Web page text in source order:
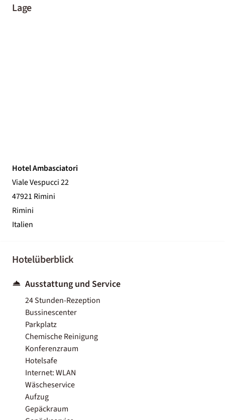
Lage
Hotel Ambasciatori
Viale Vespucci 22
47921 Rimini
Rimini
Italien
Hotelüberblick
Ausstattung und Service
24 Stunden-Rezeption
Bussinescenter
Parkplatz
Chemische Reinigung
Konferenzraum
Hotelsafe
Internet: WLAN
Wäscheservice
Aufzug
Gepäckraum